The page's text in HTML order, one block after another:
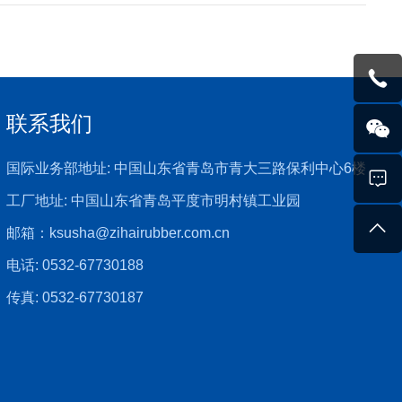
联系我们
国际业务部地址: 中国山东省青岛市青大三路保利中心6楼
工厂地址: 中国山东省青岛平度市明村镇工业园
邮箱： ksusha@zihairubber.com.cn
电话: 0532-67730188
传真: 0532-67730187